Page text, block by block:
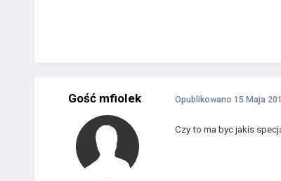
Gość mfiolek Opublikowano 15 Maja
Czy to ma byc jakis